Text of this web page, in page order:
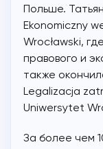
Польше.
Ekonomiczny
Wrocławski,
правового и
также
Legalizacja
Uniwersytet
За более чем